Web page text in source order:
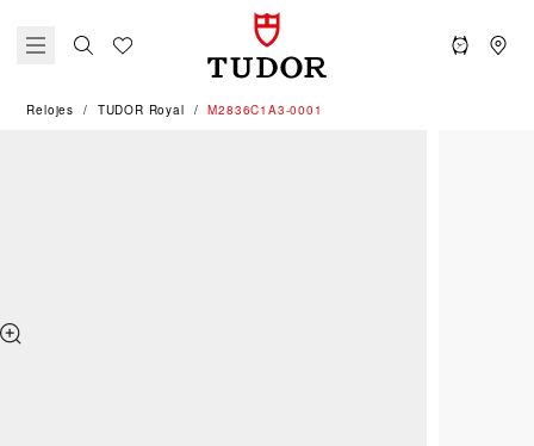
Relojes TUDOR Royal M2836C1A3-0001